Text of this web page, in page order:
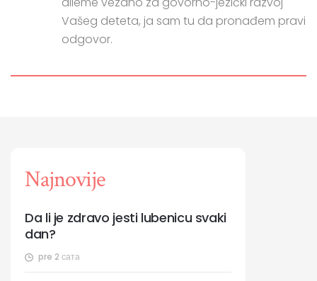
Vašeg deteta, ja sam tu da pronađem pravi
odgovor.
Najnovije
pre 2 сата
Da li je zdravo jesti lubenicu svaki
dan?